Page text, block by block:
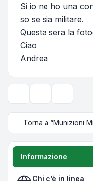
Si io ne ho una
so se sia militare.
Questa sera la
Ciao
Andrea
Opzioni
Torna a “Munizioni
Informazione
Chi c’è in linea